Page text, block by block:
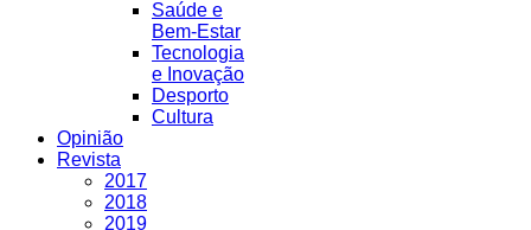
Saúde e
Bem-Estar
Tecnologia
e Inovação
Desporto
Cultura
Opinião
Revista
2017
2018
2019